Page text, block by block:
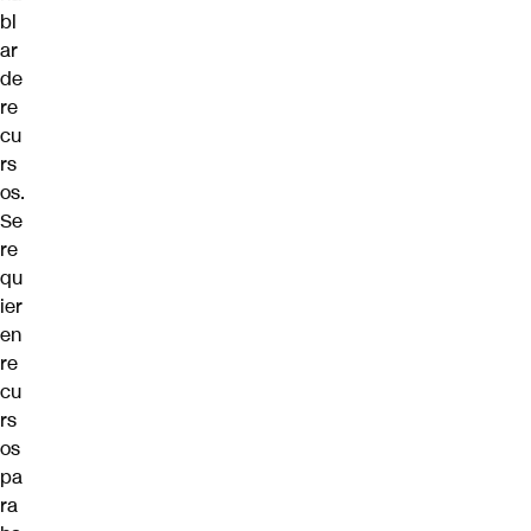
bl
ar
de
re
cu
rs
os.
Se
re
qu
ier
en
re
cu
rs
os
pa
ra